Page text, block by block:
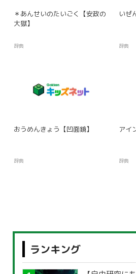
＊あんせいのたいごく【安政の
大獄】
辞典
いぜ
辞典
おうめんきょう【凹面鏡】
辞典
アイ
辞典
ランキング